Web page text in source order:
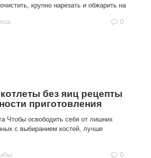
крупно нарезать и обжарить на
0
без яиц рецепты
приготовления
Чтобы освободить себя от лишних
с выбиранием костей, лучше
0